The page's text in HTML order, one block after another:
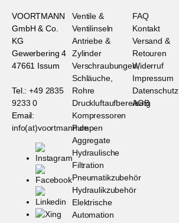
VOORTMANN
GmbH & Co.
KG
Gewerbering 4
47661 Issum
Tel.:+49 2835
9233 0
Email:
info(at)voortmann.de
Ventile &
Ventilinseln
Antriebe &
Zylinder
Verschraubungen,
Schläuche,
Rohre
Druckluftaufbereitung
Kompressoren
Pumpen
Aggregate
Hydraulische
Filtration
Pneumatikzubehör
Hydraulikzubehör
Elektrische
Automation
FAQ
Kontakt
Versand &
Retouren
Widerruf
Impressum
Datenschutz
AGB